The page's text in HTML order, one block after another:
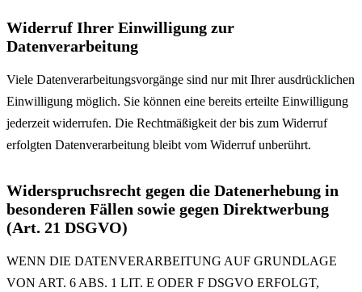
Widerruf Ihrer Einwilligung zur
Datenverarbeitung
Viele Datenverarbeitungsvorgänge sind nur mit Ihrer ausdrücklichen
Einwilligung möglich. Sie können eine bereits erteilte Einwilligung
jederzeit widerrufen. Die Rechtmäßigkeit der bis zum Widerruf
erfolgten Datenverarbeitung bleibt vom Widerruf unberührt.
Widerspruchsrecht gegen die Datenerhebung in
besonderen Fällen sowie gegen Direktwerbung
(Art. 21 DSGVO)
WENN DIE DATENVERARBEITUNG AUF GRUNDLAGE
VON ART. 6 ABS. 1 LIT. E ODER F DSGVO ERFOLGT,